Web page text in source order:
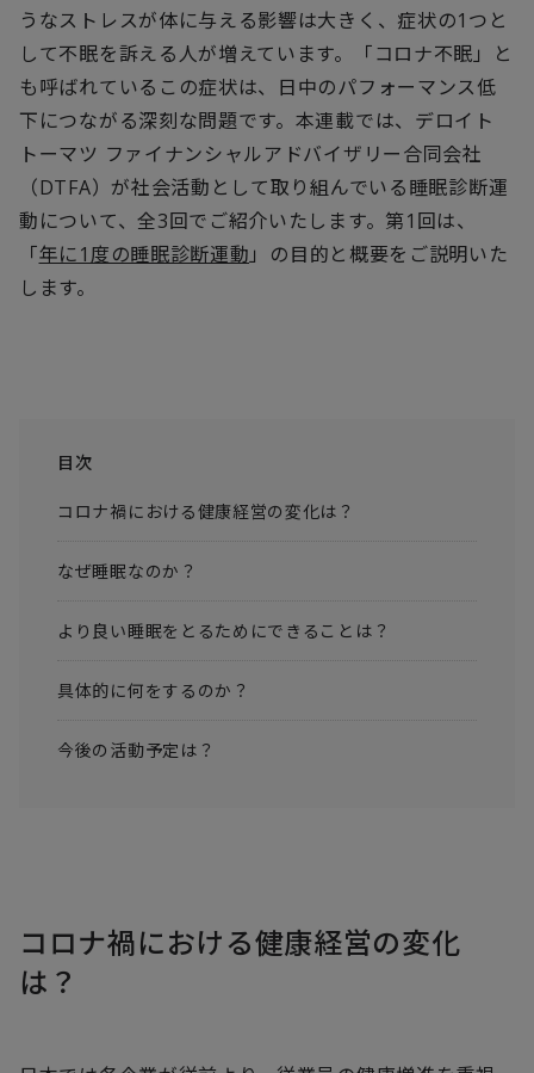
うなストレスが体に与える影響は大きく、症状の1つと
して不眠を訴える人が増えています。「コロナ不眠」と
も呼ばれているこの症状は、日中のパフォーマンス低
下につながる深刻な問題です。本連載では、デロイト
トーマツ ファイナンシャルアドバイザリー合同会社
（DTFA）が社会活動として取り組んでいる睡眠診断運
動について、全3回でご紹介いたします。第1回は、
「年に1度の睡眠診断運動 」の目的と概要をご説明いた
します。
目次
コロナ禍における健康経営の変化は？
なぜ睡眠なのか？
より良い睡眠をとるためにできることは？
具体的に何をするのか？
今後の活動予定は？
コロナ禍における健康経営の変化
は？